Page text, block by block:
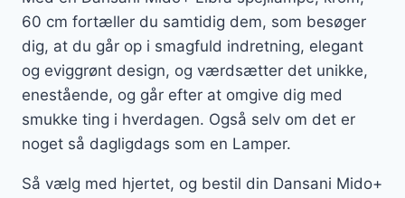
60 cm fortæller du samtidig dem, som besøger
dig, at du går op i smagfuld indretning, elegant
og eviggrønt design, og værdsætter det unikke,
enestående, og går efter at omgive dig med
smukke ting i hverdagen. Også selv om det er
noget så dagligdags som en Lamper.
Så vælg med hjertet, og bestil din Dansani Mido+